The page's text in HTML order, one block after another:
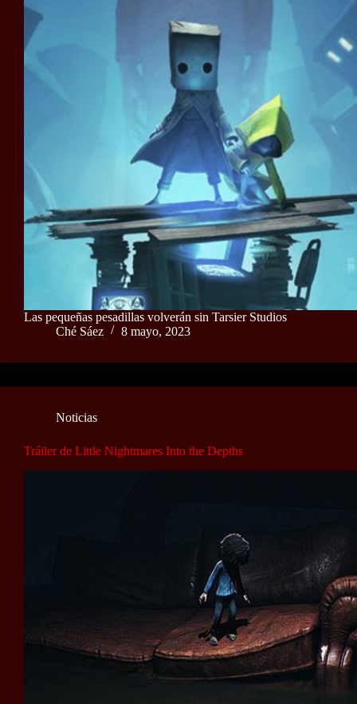
Las pequeñas pesadillas volverán sin Tarsier Studios
Ché Sáez
8 mayo, 2023
Noticias
Tráiler de Little Nightmares Into the Depths